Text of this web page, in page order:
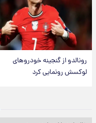
رونالدو از گنجینه خودروهای
لوکسش رونمایی کرد